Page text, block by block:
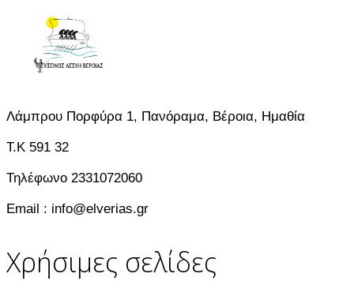
Λάμπρου Πορφύρα 1, Πανόραμα, Βέροια, Ημαθία
T.K 591 32
Τηλέφωνο 2331072060
Email : info@elverias.gr
Χρήσιμες σελίδες